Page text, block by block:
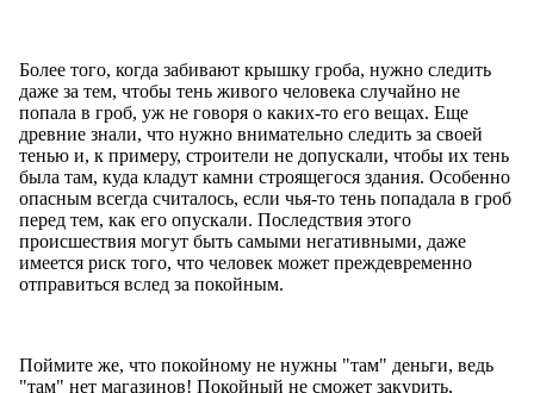
Более того, когда забивают крышку гроба, нужно следить
даже за тем, чтобы тень живого человека случайно не
попала в гроб, уж не говоря о каких-то его вещах. Еще
древние знали, что нужно внимательно следить за своей
тенью и, к примеру, строители не допускали, чтобы их тень
была там, куда кладут камни строящегося здания. Особенно
опасным всегда считалось, если чья-то тень попадала в гроб
перед тем, как его опускали. Последствия этого
происшествия могут быть самыми негативными, даже
имеется риск того, что человек может преждевременно
отправиться вслед за покойным.
Поймите же, что покойному не нужны "там" деньги, ведь
"там" нет магазинов! Покойный не сможет закурить,